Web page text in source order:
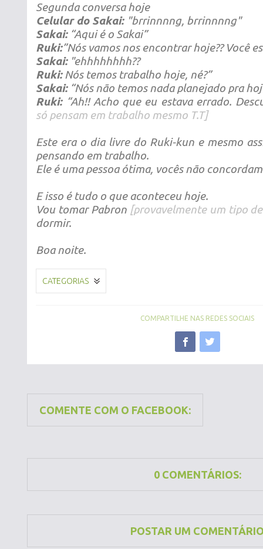
Segunda conversa hoje
Celular do Sakai: "brrinnnng, brrinnnng"
Sakai:“Aqui é o Sakai”
Ruki:”Nós vamos nos encontrar hoje?? Você
Sakai:"ehhhhhhhh??
Ruki:Nós temos trabalho hoje, né?”
Sakai:“Nós não temos nada planejado pra
Ruki: “Ah!! Acho que eu estava errado.
só pensam em trabalho mesmo T.T]
Este era o dia livre do Ruki-kun e mesmo
pensando em trabalho.
Ele é uma pessoa ótima, vocês não
E isso é tudo o que aconteceu hoje.
Vou tomar Pabron[provavelmente um tipo
dormir.
Boa noite.
CATEGORIAS
COMPARTILHE NAS REDES SOCIAIS
COMENTE COM O FACEBOOK:
0 COMENTÁRIOS:
POSTAR UM